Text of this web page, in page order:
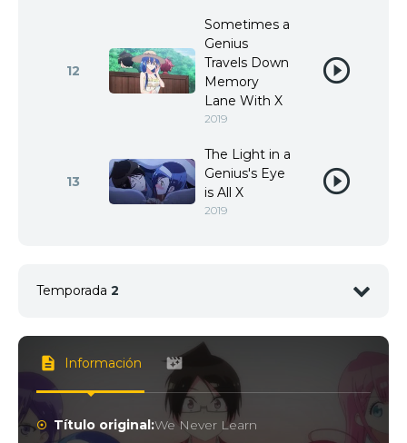
12
Sometimes a
Genius
Travels Down
Memory
Lane With X
2019
13
The Light in a
Genius's Eye
is All X
2019
Temporada 2
<img src="//image.tmdb.org/t/p/w92/
Información
Título original:We Never Learn